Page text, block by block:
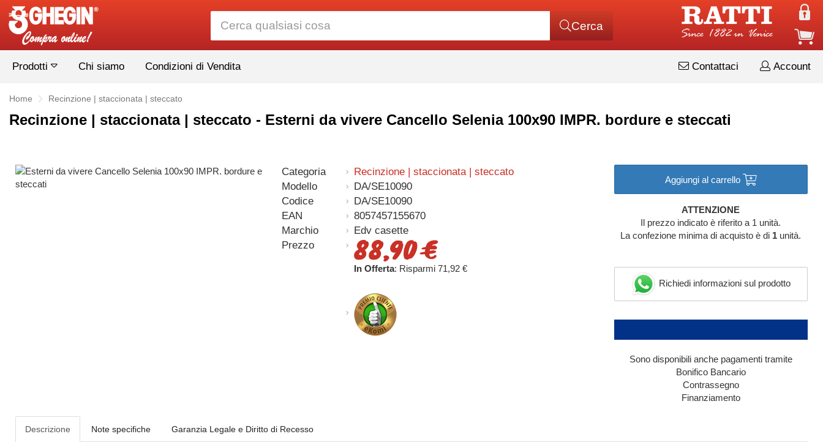
Cerca
Prodotti Chi siamo Condizioni di Vendita Account
Contattaci
Home Recinzione | staccionata | steccato
Recinzione | staccionata | steccato - Esterni da vivere Cancello Selenia 100x90 IMPR. bordure e steccati
Categoria
Recinzione | staccionata | steccato
Modello
DA/SE10090
Codice
DA/SE10090
EAN
8057457155670
Marchio
Edv casette
Prezzo
88,90 €
In Offerta: Risparmi 71,92 €
Aggiungi al carrello
ATTENZIONE
Il prezzo indicato è riferito a 1 unità.
La confezione minima di acquisto è di 1 unità.
Richiedi informazioni sul prodotto
Sono disponibili anche pagamenti tramite
Bonifico Bancario
Contrassegno
Finanziamento
Descrizione Note specifiche Garanzia Legale e Diritto di Recesso